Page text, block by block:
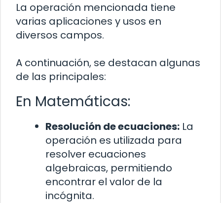
La operación mencionada tiene
varias aplicaciones y usos en
diversos campos.
A continuación, se destacan algunas
de las principales:
En Matemáticas:
Resolución de ecuaciones: La
operación es utilizada para
resolver ecuaciones
algebraicas, permitiendo
encontrar el valor de la
incógnita.